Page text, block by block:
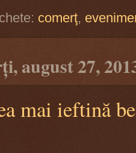
comerţ,
august 27,
mai ieftină